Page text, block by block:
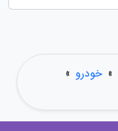
» خودرو »